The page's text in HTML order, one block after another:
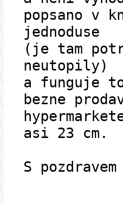
popsano v
jednoduse
(je tam
neutopily)
a funguje
bezne
asi 23 cm.
S